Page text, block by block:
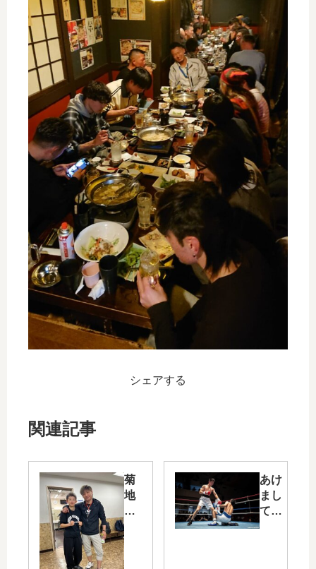
シェアする
関連記事
菊
地
夏
あけ
まし
てお
めで